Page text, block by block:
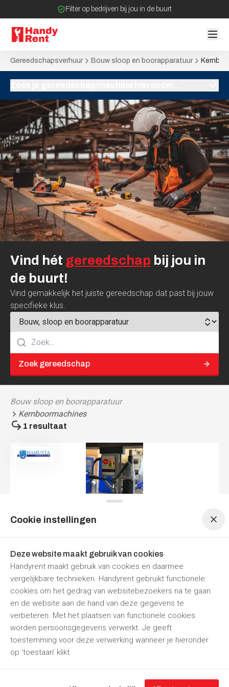
Filter op bedrijven bij jou in de buurt
Geen tussenpartijen bij verhuurovereenkomst
Gereedschapsverhuur Bouw sloop en boorapparatuur
Vind hét gereedschap bij jou in
de buurt!
Vind gemakkelijk het juiste gereedschap dat past bij jouw
specifieke klus.
Zoek gereedschap
Bouw sloop en boorapparatuur
Kernboormachines
€ 42,35€ 121,00
Prijzen zijn inclusief 21% BTW
Nu reserveren
Hamusta Verhuur Punthorst Open tot
Cookie instellingen
Deze website maakt gebruik van cookies
Handyrent maakt gebruik van cookies en daarmee
vergelijkbare technieken. Handyrent gebruikt functionele
cookies om het gedrag van websitebezoekers na te gaan
en de website aan de hand van deze gegevens te
verbeteren. Met het plaatsen van functionele cookies
worden persoonsgegevens verwerkt. Je geeft
toestemming voor deze verwerking wanneer je hieronder
op 'toestaan' klikt.